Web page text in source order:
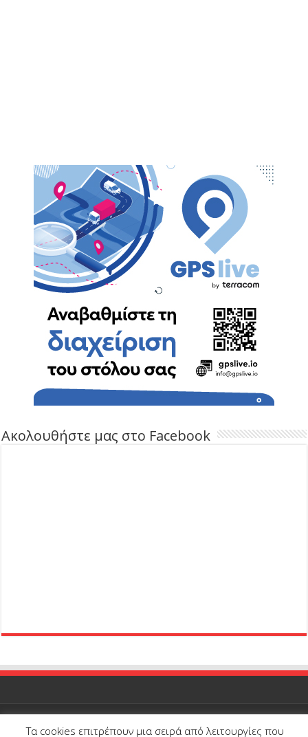
Ακολουθήστε μας στο Facebook
Τα cookies επιτρέπουν μια σειρά από λειτουργίες που